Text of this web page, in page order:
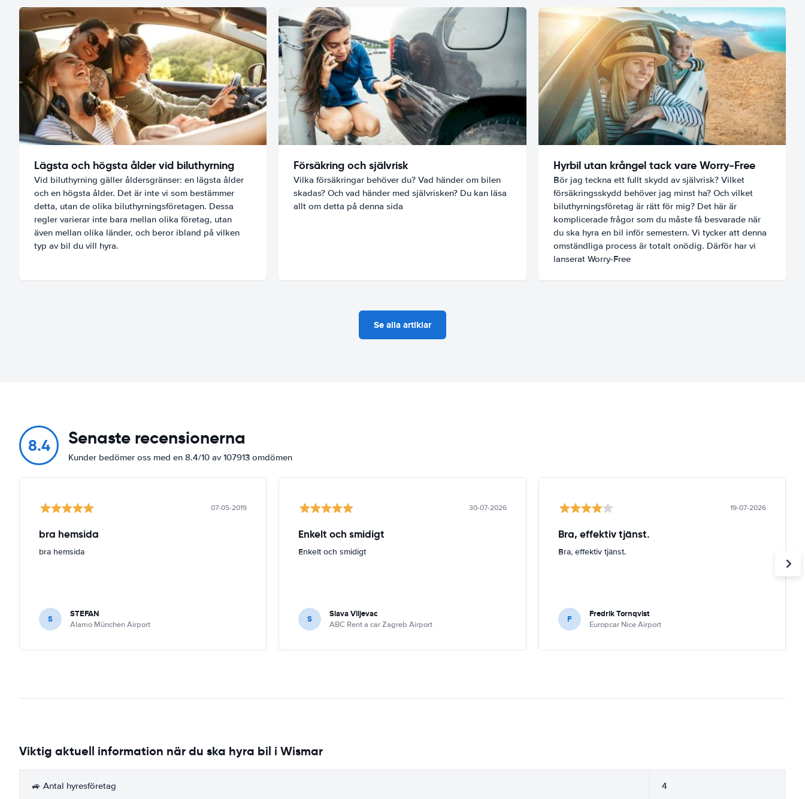
Lägsta och högsta ålder vid biluthyrning
Vid biluthyrning gäller åldersgränser: en lägsta ålder
och en högsta ålder. Det är inte vi som bestämmer
detta, utan de olika biluthyrningsföretagen. Dessa
regler varierar inte bara mellan olika företag, utan
även mellan olika länder, och beror ibland på vilken
typ av bil du vill hyra.
Försäkring och självrisk
Vilka försäkringar behöver du? Vad händer om bilen
skadas? Och vad händer med självrisken? Du kan läsa
allt om detta på denna sida
Hyrbil utan krångel tack vare Worry-Free
Bör jag teckna ett fullt skydd av självrisk? Vilket
försäkringsskydd behöver jag minst ha? Och vilket
biluthyrningsföretag är rätt för mig? Det här är
komplicerade frågor som du måste få besvarade när
du ska hyra en bil inför semestern. Vi tycker att denna
omständliga process är totalt onödig. Därför har vi
lanserat Worry-Free
Se alla artiklar
8.4 Senaste recensionerna
Kunder bedömer oss med en 8.4/10 av 107913 omdömen
07-05-2019
bra hemsida
bra hemsida
S STEFAN
Alamo München Airport
30-07-2026
Enkelt och smidigt
Enkelt och smidigt
S Slava Viljevac
ABC Rent a car Zagreb Airport
19-07-2026
Bra, effektiv tjänst.
Bra, effektiv tjänst.
F Fredrik Tornqvist
Europcar Nice Airport
Viktig aktuell information när du ska hyra bil i Wismar
🚙 Antal hyresföretag 4